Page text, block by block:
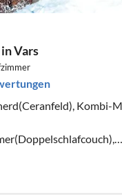
Vars
Kombi-